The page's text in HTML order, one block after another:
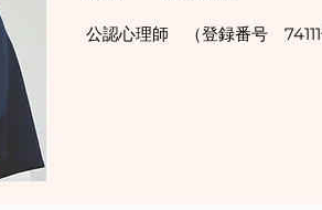
公認心理師 （登録番号 74111